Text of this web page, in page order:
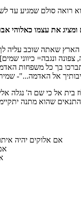
1. "הארץ שאתה שוכב עליה
"יתברכו בך כל משפחות
אל כי שם ה' נגלה
1. אם אלוקים יהיה
2.